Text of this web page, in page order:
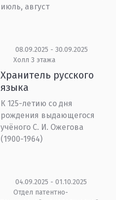
июль, август
08.09.2025 - 30.09.2025
Холл 3 этажа
Хранитель русского
языка
К 125-летию со дня
рождения выдающегося
учёного С. И. Ожегова
(1900-1964)
04.09.2025 - 01.10.2025
Отдел патентно-